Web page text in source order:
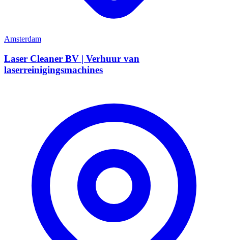
Amsterdam
Laser Cleaner BV | Verhuur van
laserreinigingsmachines